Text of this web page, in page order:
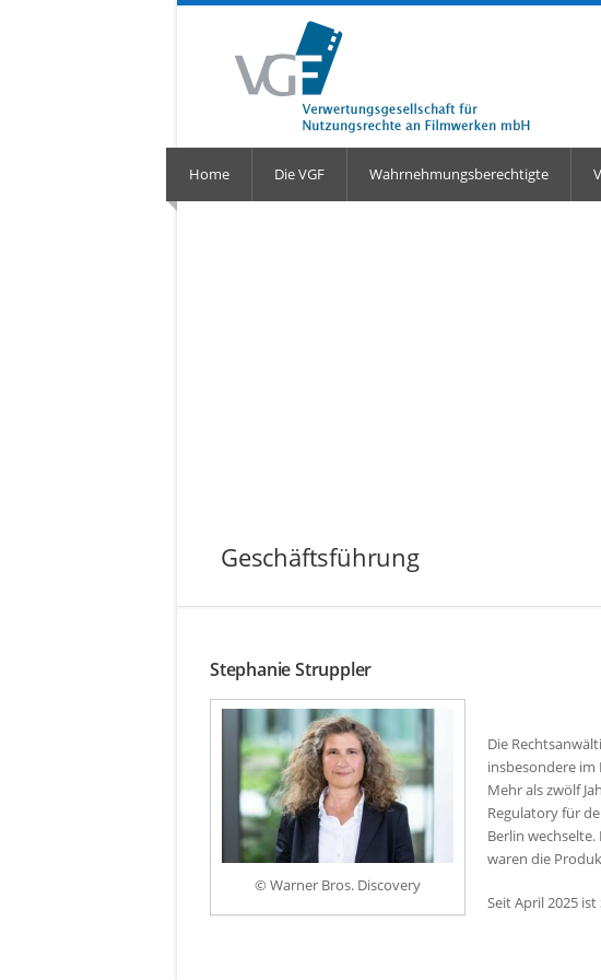
Home Die VGF Wahrnehmungsberechtigte
Geschäftsführung
Stephanie Struppler
© Warner Bros. Discovery
Die
insbesondere im
Mehr als zwölf
Regulatory für
Berlin
waren die
Seit April 2025